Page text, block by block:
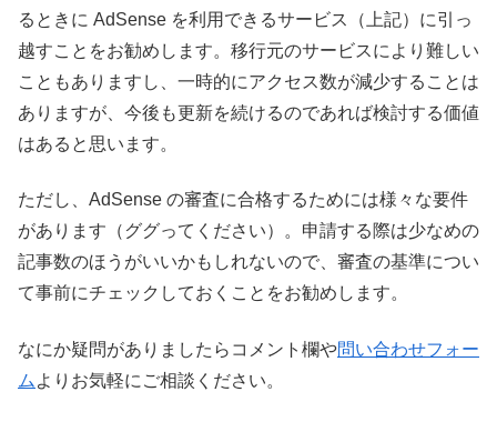
るときに AdSense を利用できるサービス（上記）に引っ
越すことをお勧めします。移行元のサービスにより難しい
こともありますし、一時的にアクセス数が減少することは
ありますが、今後も更新を続けるのであれば検討する価値
はあると思います。
ただし、AdSense の審査に合格するためには様々な要件
があります（ググってください）。申請する際は少なめの
記事数のほうがいいかもしれないので、審査の基準につい
て事前にチェックしておくことをお勧めします。
なにか疑問がありましたらコメント欄や問い合わせフォー
ム よりお気軽にご相談ください。